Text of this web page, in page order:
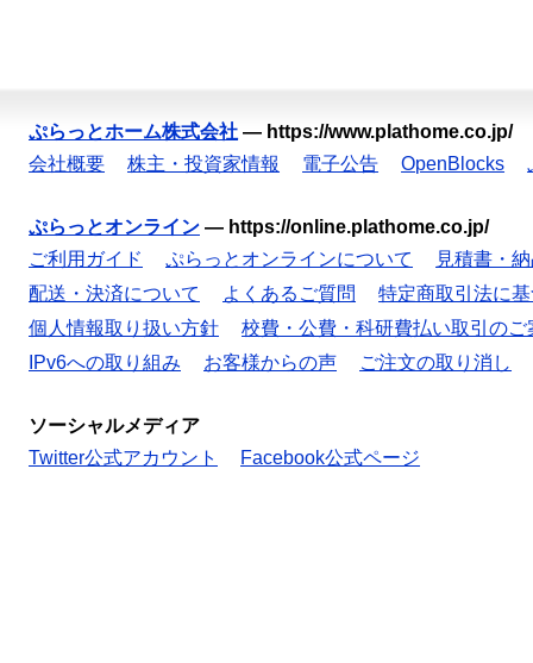
ぷらっとホーム株式会社 — https://www.plathome.co.jp/
会社概要
株主・投資家情報 電子公告 OpenBlocks
ぷらっとオンライン — https://online.plathome.co.jp/
ご利用ガイド
ぷらっとオンラインについて
見積書・
配送・決済について
よくあるご質問
特定商取引法に
個人情報取り扱い方針
校費・公費・科研費払い取引のご
IPv6への取り組み
お客様からの声 ご注文の取り消し
ソーシャルメディア
Twitter公式アカウント
Facebook公式ページ